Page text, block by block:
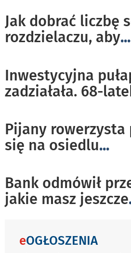
Jak dobrać liczbę
rozdzielaczu, aby...
Inwestycyjna
zadziałała. 68-
Pijany rowerzysta
się na osiedlu...
Bank odmówił
jakie masz jeszcze
eOGŁOSZENIA